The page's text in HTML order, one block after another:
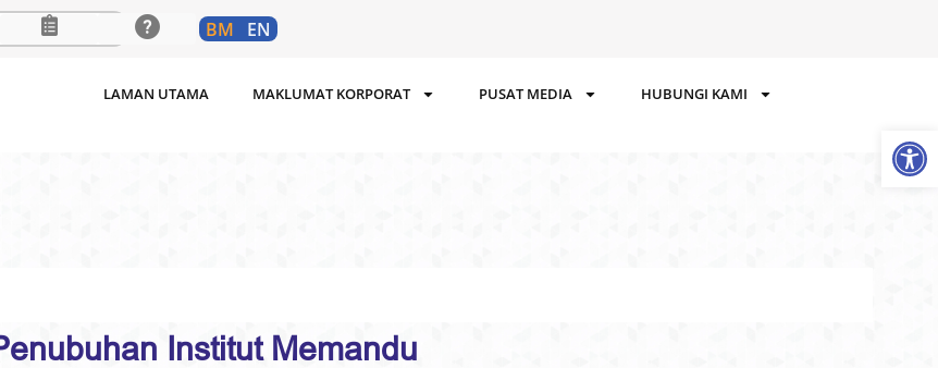
BM EN
LAMAN UTAMA MAKLUMAT KORPORAT PUSAT MEDIA HUBUNGI KAMI
Institut Memandu